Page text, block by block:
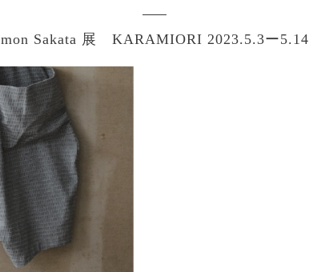
mon Sakata 展 KARAMIORI 2023.5.3ー5.14